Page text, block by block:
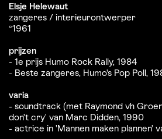
Elsje Helewaut
zangeres / interieurontwerper
°1961
prijzen
- 1e prijs Humo Rock Rally, 1984
- Beste zangeres, Humo's Pop Poll,
varia
- soundtrack (met Raymond vh
don't cry' van Marc Didden, 1990
- actrice in 'Mannen maken plannen'